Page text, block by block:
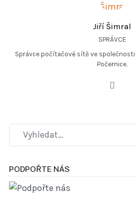
Jiří Šimral
SPRÁVCE
Správce počítačové sítě ve
Počernice.
PODPOŘTE NÁS